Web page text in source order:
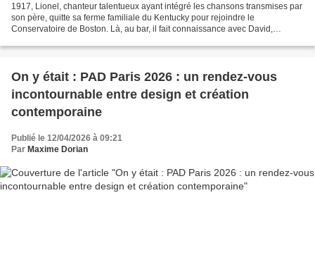
1917, Lionel, chanteur talentueux ayant intégré les chansons transmises par
son père, quitte sa ferme familiale du Kentucky pour rejoindre le
Conservatoire de Boston. Là, au bar, il fait connaissance avec David,
On y était : PAD Paris 2026 : un rendez-vous
incontournable entre design et création
contemporaine
Publié le 12/04/2026 à 09:21
Par Maxime Dorian